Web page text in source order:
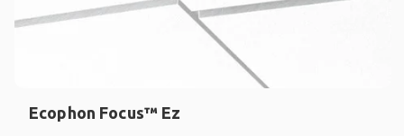
Ecophon Focus™ Ez